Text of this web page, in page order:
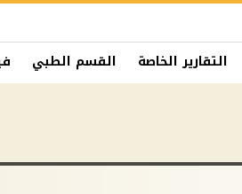
التقارير الخاصة القسم الطبي